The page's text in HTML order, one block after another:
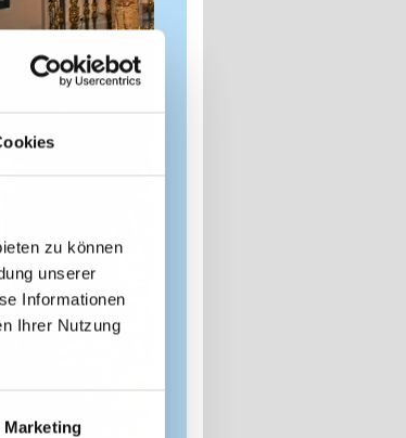
zu können
unserer
Informationen
Ihrer Nutzung
Marketing